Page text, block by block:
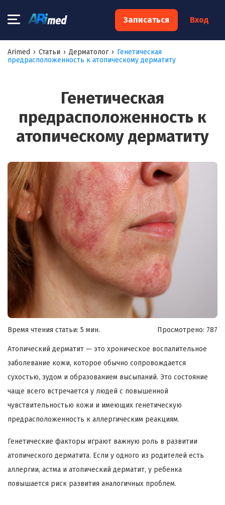
Записаться Вход
Arimed › Статьи › Дерматолог › Генетическая
предрасположенность к атопическому дерматиту
Генетическая
предрасположенность к
атопическому дерматиту
Время чтения статьи: 5 мин. Просмотрено: 787
Атопический дерматит — это хроническое воспалительное
заболевание кожи, которое обычно сопровождается
сухостью, зудом и образованием высыпаний. Это состояние
чаще всего встречается у людей с повышенной
чувствительностью кожи и имеющих генетическую
предрасположенность к аллергическим реакциям.
Генетические факторы играют важную роль в развитии
атопического дерматита. Если у одного из родителей есть
аллергии, астма и атопический дерматит, у ребенка
повышается риск развития аналогичных проблем.
×
Запишитесь на консультацию к
специалисту
Ваш телефон:*
Я согласен наобработку моих персональных данных